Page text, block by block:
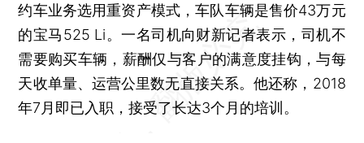
约车业务选用重资产模式，车队车辆是售价43万元
的宝马525 Li。一名司机向财新记者表示，司机不
需要购买车辆，薪酬仅与客户的满意度挂钩，与每
天收单量、运营公里数无直接关系。他还称，2018
年7月即已入职，接受了长达3个月的培训。